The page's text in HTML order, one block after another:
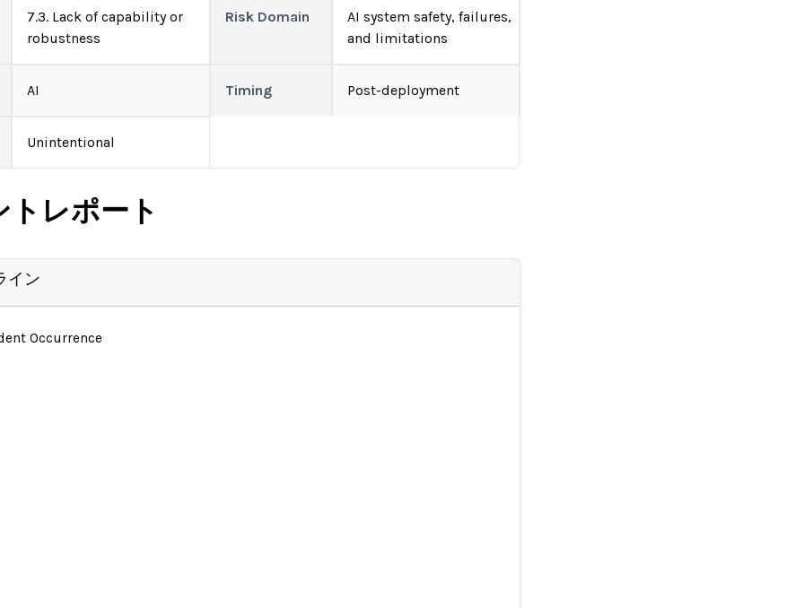
7.3. Lack of capability or
robustness
Risk Domain
AI system safety, failures,
and limitations
AI Timing Post-deployment
Unintentional
レポート
イン
Occurrence